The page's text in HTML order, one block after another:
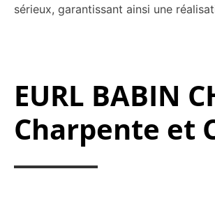
sérieux, garantissant ainsi une
EURL BABIN
Charpente et